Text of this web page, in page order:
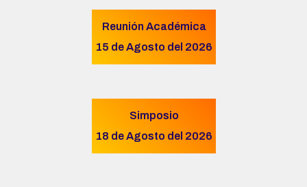
Reunión Académica
15 de Agosto del 2026
Simposio
18 de Agosto del 2026